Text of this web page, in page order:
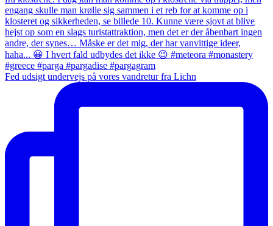
Fed udsigt undervejs på vores vandretur fra Lichn